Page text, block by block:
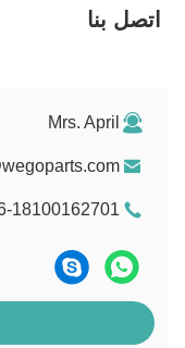
اتصل بنا
Mrs. April
18100162701